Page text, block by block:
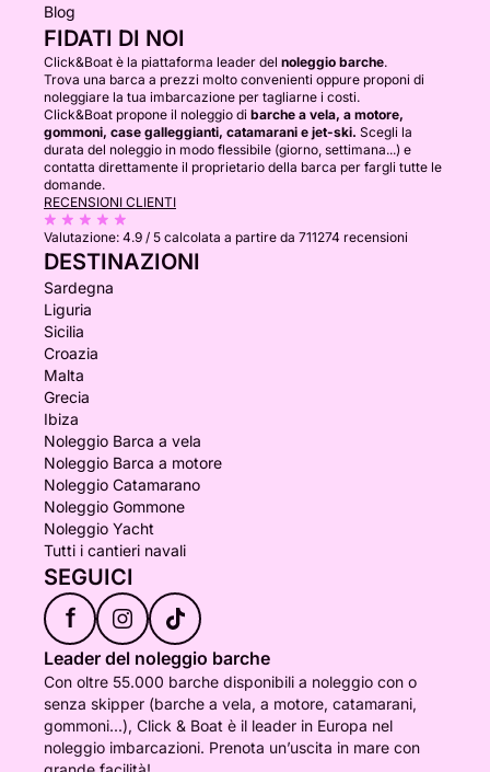
Blog
FIDATI DI NOI
Click&Boat è la piattaforma leader del noleggio barche.
Trova una barca a prezzi molto convenienti oppure proponi di
noleggiare la tua imbarcazione per tagliarne i costi.
Click&Boat propone il noleggio di barche a vela, a motore,
gommoni, case galleggianti, catamarani e jet-ski. Scegli la
durata del noleggio in modo flessibile (giorno, settimana...) e
contatta direttamente il proprietario della barca per fargli tutte le
domande.
RECENSIONI CLIENTI
Valutazione: 4.9 / 5 calcolata a partire da 711274 recensioni
DESTINAZIONI
Sardegna
Liguria
Sicilia
Croazia
Malta
Grecia
Ibiza
Noleggio Barca a vela
Noleggio Barca a motore
Noleggio Catamarano
Noleggio Gommone
Noleggio Yacht
Tutti i cantieri navali
SEGUICI
f
Leader del noleggio barche
Con oltre 55.000 barche disponibili a noleggio con o
senza skipper (barche a vela, a motore, catamarani,
gommoni...), Click & Boat è il leader in Europa nel
noleggio imbarcazioni. Prenota un’uscita in mare con